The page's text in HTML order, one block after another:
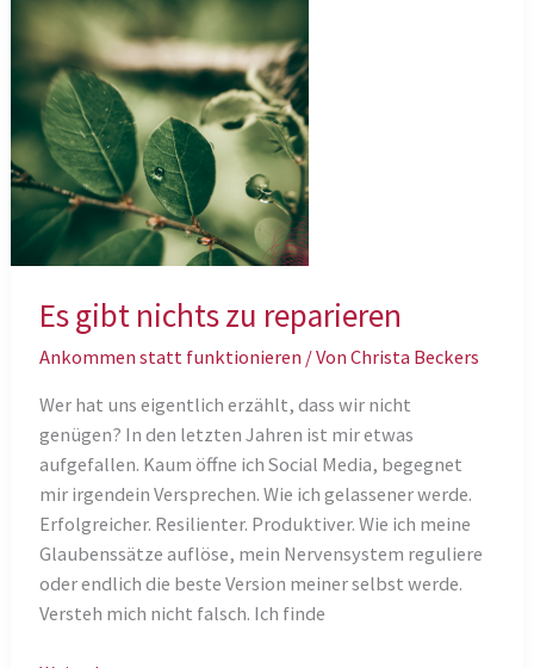
Es gibt nichts zu reparieren
Ankommen statt funktionieren / VonChrista Beckers
Wer hat uns eigentlich erzählt, dass wir nicht
genügen? In den letzten Jahren ist mir etwas
aufgefallen. Kaum öffne ich Social Media, begegnet
mir irgendein Versprechen. Wie ich gelassener werde.
Erfolgreicher. Resilienter. Produktiver. Wie ich meine
Glaubenssätze auflöse, mein Nervensystem reguliere
oder endlich die beste Version meiner selbst werde.
Versteh mich nicht falsch. Ich finde